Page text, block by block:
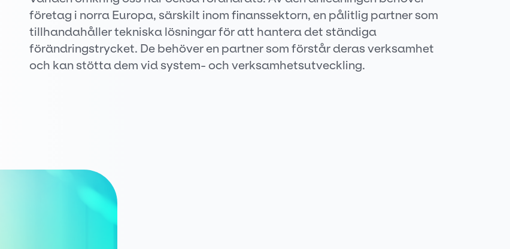
företag i norra Europa, särskilt inom finanssektorn, en pålitlig partner som
tillhandahåller tekniska lösningar för att hantera det ständiga
förändringstrycket. De behöver en partner som förstår deras verksamhet
och kan stötta dem vid system- och verksamhetsutveckling.